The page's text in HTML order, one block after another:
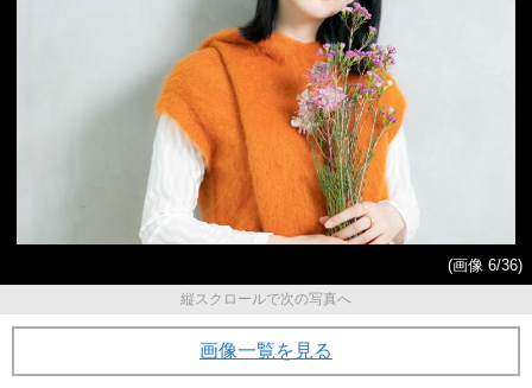
(画像 6/36)
縦スクロールで次の写真へ
画像一覧を見る